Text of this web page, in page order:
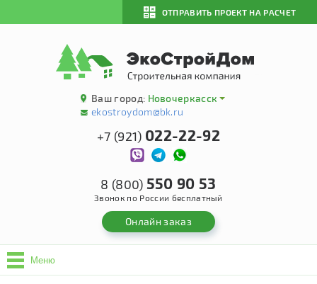
ОТПРАВИТЬ ПРОЕКТ НА РАСЧЕТ
Ваш город: Новочеркасск
ekostroydom@bk.ru
+7 (921) 022-22-92
8 (800) 550 90 53
Звонок по России бесплатный
Онлайн заказ
Меню